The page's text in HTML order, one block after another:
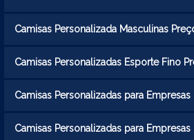
Camisas Personalizada Masculinas
Camisas Personalizadas Esporte Fino
Camisas Personalizadas para Empresas
Camisas Personalizadas para Empresas